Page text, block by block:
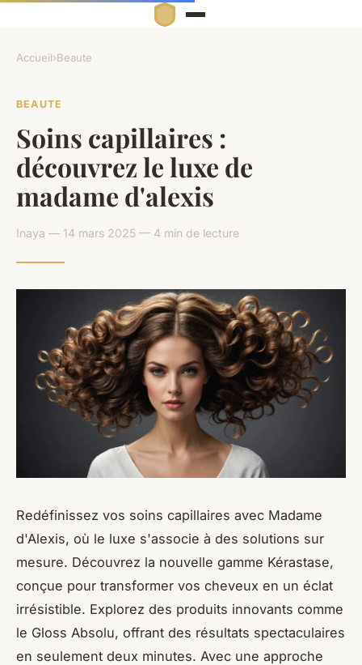
Accueil›Beaute
BEAUTE
Soins capillaires :
découvrez le luxe de
madame d'alexis
Inaya — 14 mars 2025 — 4 min de lecture
Redéfinissez vos soins capillaires avec Madame
d'Alexis, où le luxe s'associe à des solutions sur
mesure. Découvrez la nouvelle gamme Kérastase,
conçue pour transformer vos cheveux en un éclat
irrésistible. Explorez des produits innovants comme
le Gloss Absolu, offrant des résultats spectaculaires
en seulement deux minutes. Avec une approche